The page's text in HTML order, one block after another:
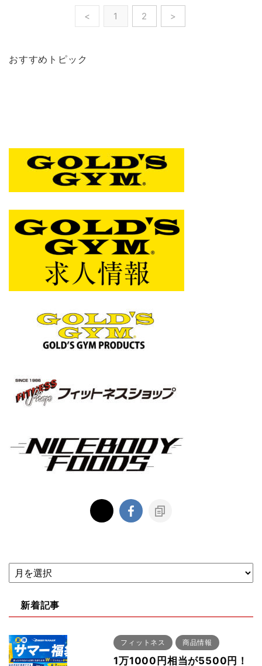
< 1 2 >
おすすめトピック
新着記事
フィットネス 商品情報
1万1000円相当が5500円！